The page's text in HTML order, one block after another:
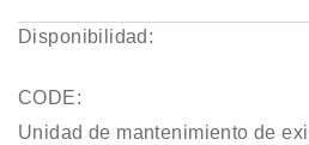
Disponibilidad:
CODE:
Unidad de mantenimiento de